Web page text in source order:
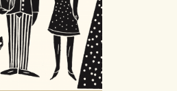
RECHAZAR TODO
para que nuestro sitio
posible deshabilitarlas desde